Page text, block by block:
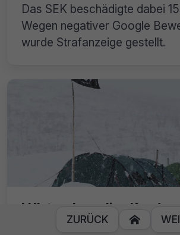
Das SEK beschädigte dabei
Wegen negativer Google
wurde Strafanzeige gestellt.
LUL.to: ehemalige Kunden
nicht belangt!
ZURÜCK 